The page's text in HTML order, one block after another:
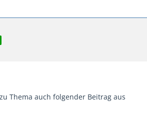
Thema auch folgender Beitrag aus